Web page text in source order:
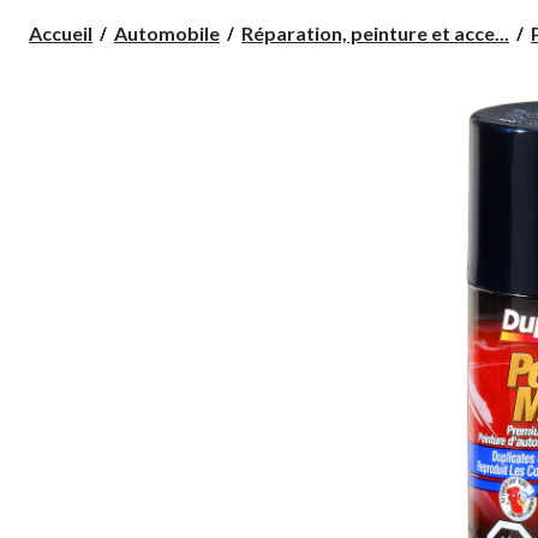
Accueil Automobile Réparation, peinture et acce...